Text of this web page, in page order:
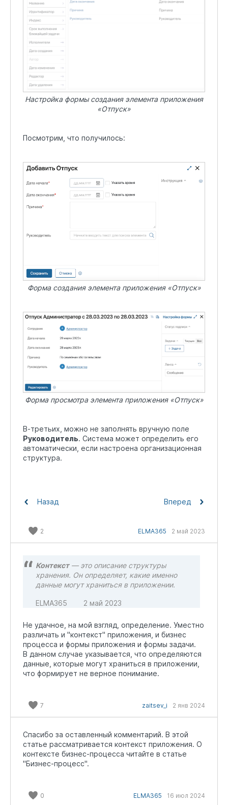
Настройка формы создания элемента приложения
«Отпуск»
Посмотрим, что получилось:
Форма создания элемента приложения «Отпуск»
Форма просмотра элемента приложения «Отпуск»
В-третьих, можно не заполнять вручную поле
Руководитель. Система может определить его
автоматически, если настроена организационная
структура.
Назад Вперед
2 ELMA365 2 май 2023
Контекст— это описание структуры
хранения. Он определяет, какие именно
данные могут храниться в приложении.
ELMA365 2 май 2023
Не удачное, на мой взгляд, определение. Уместно
различать и "контекст" приложения, и бизнес
процесса и формы приложения и формы задачи.
В данном случае указывается, что определяются
данные, которые могут храниться в приложении,
что формирует не верное понимание.
7 zaitsev_i 2 янв 2024
Спасибо за оставленный комментарий. В этой
статье рассматривается контекст приложения. О
контексте бизнес-процесса читайте в статье
"Бизнес-процесс".
0 ELMA365 16 июл 2024